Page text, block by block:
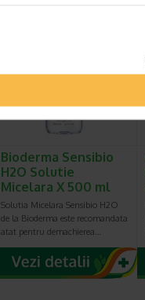
Bioderma Sensibio
H2O Solutie
Micelara X 500 ml
Solutia Micelara Sensibio H2O
de la Bioderma este recomandata
atat pentru demachierea…